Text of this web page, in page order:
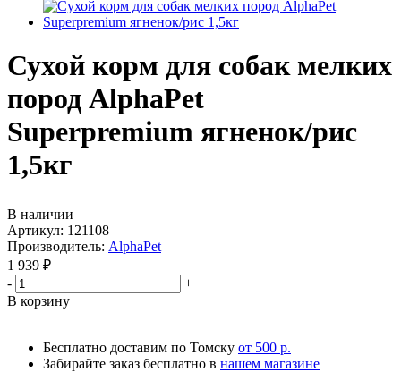
Сухой корм для собак мелких
пород AlphaPet
Superpremium ягненок/рис
1,5кг
В наличии
Артикул: 121108
Производитель: AlphaPet
1 939 ₽
-
+
В корзину
Бесплатно доставим по Томску от 500 р.
Забирайте заказ бесплатно в нашем магазине